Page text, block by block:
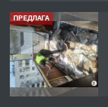
ПРЕДЛАГА